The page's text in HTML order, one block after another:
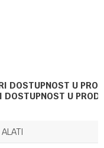
DOSTUPNOST U